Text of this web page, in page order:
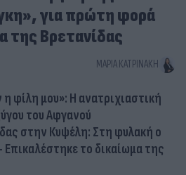
για πρώτη φορά
της Βρετανίδας
ΜΑΡΊΑ ΚΑΤΡΙΝΆΚΗ
φίλη μου»: Η ανατριχιαστική
του Αφγανού
στην Κυψέλη: Στη φυλακή ο
το δικαίωμα της